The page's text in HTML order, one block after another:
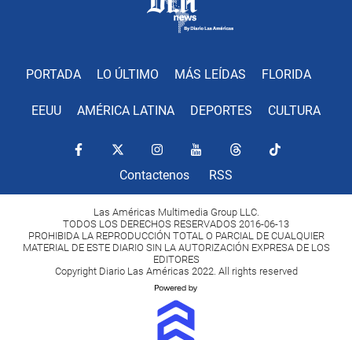
PORTADA LO ÚLTIMO MÁS LEÍDAS FLORIDA
EEUU AMÉRICA LATINA DEPORTES CULTURA
Contactenos RSS
Las Américas Multimedia Group LLC.
TODOS LOS DERECHOS RESERVADOS 2016-06-13
PROHIBIDA LA REPRODUCCIÓN TOTAL O PARCIAL DE CUALQUIER
MATERIAL DE ESTE DIARIO SIN LA AUTORIZACIÓN EXPRESA DE LOS
EDITORES
Copyright Diario Las Américas 2022. All rights reserved